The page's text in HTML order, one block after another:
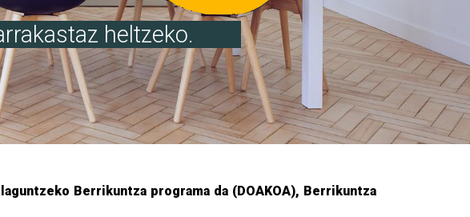
heltzeko.
Berrikuntza programa da (DOAKOA), Berrikuntza